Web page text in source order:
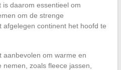
daarom essentieel om
om de strenge
continent het hoofd te
aanbevolen om warme en
zoals fleece jassen,